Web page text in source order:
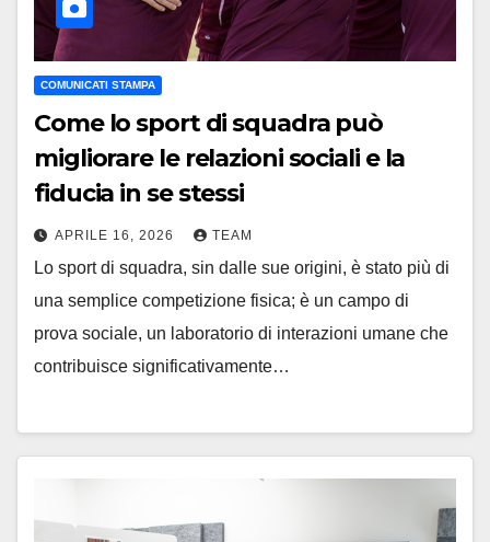
COMUNICATI STAMPA
Come lo sport di squadra può
migliorare le relazioni sociali e la
fiducia in se stessi
APRILE 16, 2026 TEAM
Lo sport di squadra, sin dalle sue origini, è stato più di
una semplice competizione fisica; è un campo di
prova sociale, un laboratorio di interazioni umane che
contribuisce significativamente…